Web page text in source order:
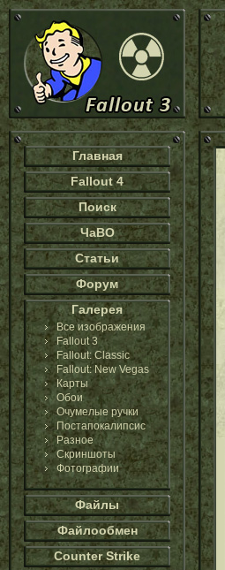
Главная
Fallout 4
Поиск
ЧаВО
Статьи
Форум
Галерея
Все изображения
Fallout 3
Fallout: Classic
Fallout: New Vegas
Карты
Обои
Очумелые ручки
Постапокалипсис
Разное
Скриншоты
Фотографии
Файлы
Файлообмен
Counter Strike